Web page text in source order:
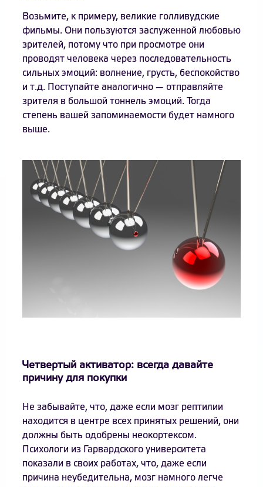
Возьмите, к примеру, великие голливудские
фильмы. Они пользуются заслуженной любовью
зрителей, потому что при просмотре они
проводят человека через последовательность
сильных эмоций: волнение, грусть, беспокойство
и т.д. Поступайте аналогично — отправляйте
зрителя в большой тоннель эмоций. Тогда
степень вашей запоминаемости будет намного
выше.
Четвертый активатор: всегда давайте
причину для покупки
Не забывайте, что, даже если мозг рептилии
находится в центре всех принятых решений, они
должны быть одобрены неокортексом.
Психологи из Гарвардского университета
показали в своих работах, что, даже если
причина неубедительна, мозг намного легче